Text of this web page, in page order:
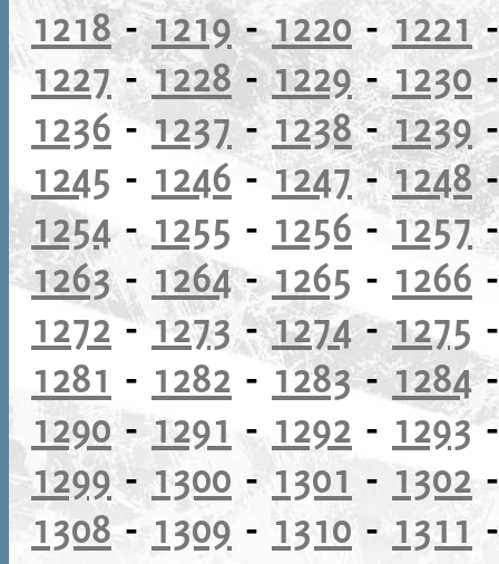
1218-1219-1220-1221
1227 -1228-1229-1230
1236 -1237-1238-1239
1245 - 1246 -1247-1248
1254- 1255 - 1256 - 1257
1263- 1264-1265 - 1266
1272- 1273-1274-1275
1281 - 1282 - 1283-1284
1290 -1291 - 1292 - 1293
1299- 1300 - 1301 - 1302
1308 - 1309 - 1310 - 1311